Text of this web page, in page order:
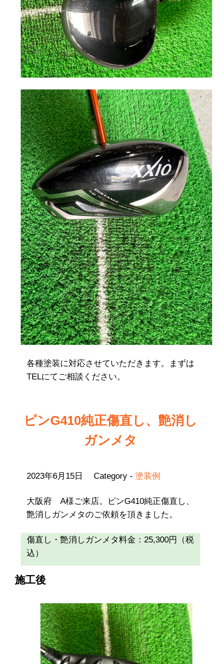
各種塗装に対応させていただきます。まずは
TELにてご相談ください。
ピンG410純正傷直し、艶消し
ガンメタ
2023年6月15日 Category -塗装例
大阪府 A様ご来店。ピンG410純正傷直し、
艶消しガンメタのご依頼を頂きました。
傷直し・艶消しガンメタ料金：25,300円（税
込）
施工後